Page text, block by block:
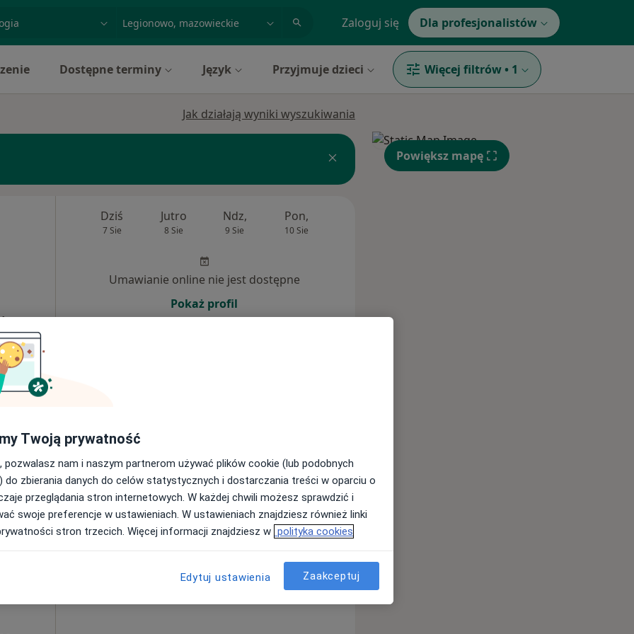
Zaloguj się Dla profesjonalistów
Dostępne terminy Język Przyjmuje dzieci Więcej filtrów • 1
Jak działają wyniki wyszukiwania
100 zł
Dziś
7 Sie
Jutro
8 Sie
Ndz,
9 Sie
Pon,
10 Sie
Umawianie online nie jest dostępne
Pokaż profil
w obszarach bliskich Twojemu wyszukiwaniu.
Dziś
7 Sie
Jutro
8 Sie
Ndz,
9 Sie
Pon,
10 Sie
Wt,
11 Sie
Umawianie online nie jest dostępne
Powiększ mapę
Twoją prywatność
pozwalasz nam i naszym partnerom używać plików cookie (lub podobnych
do zbierania danych do celów statystycznych i dostarczania treści w oparciu o
przeglądania stron internetowych. W każdej chwili możesz sprawdzić i
swoje preferencje w ustawieniach. W ustawieniach znajdziesz również linki
stron trzecich. Więcej informacji znajdziesz w polityka cookies
Edytuj ustawienia Zaakceptuj